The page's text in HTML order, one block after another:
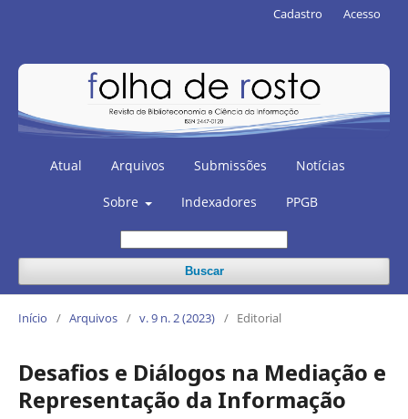
Atual Arquivos Submissões Notícias
Sobre Indexadores PPGB
Buscar
Cadastro Acesso
Início / Arquivos / v. 9 n. 2 (2023) / Editorial
Desafios e Diálogos na Mediação e
Representação da Informação